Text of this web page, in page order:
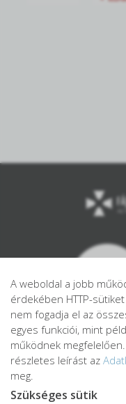
A weboldal a jobb
érdekében HTTP-
nem fogadja el az
egyes funkciói, mint
működnek
részletes leírást az
meg.
Szükséges sütik